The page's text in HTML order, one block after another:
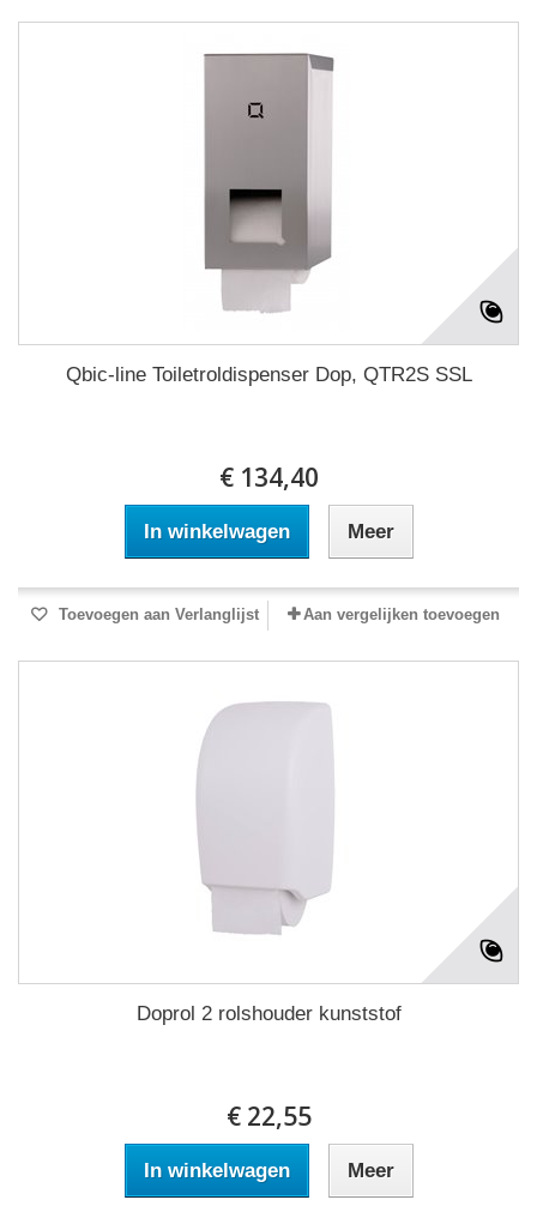
Qbic-line Toiletroldispenser Dop, QTR2S SSL
€ 134,40
In winkelwagen Meer
Toevoegen aan Verlanglijst Aan vergelijken toevoegen
Doprol 2 rolshouder kunststof
€ 22,55
In winkelwagen Meer